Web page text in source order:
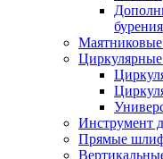
бурения
Инструмент
Прямые